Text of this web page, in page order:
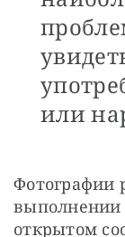
или
Фотографии
выполнении
открытом